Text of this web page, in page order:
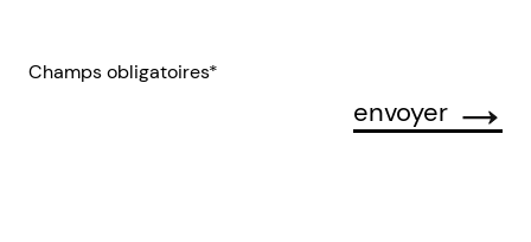
Champs obligatoires*
envoyer